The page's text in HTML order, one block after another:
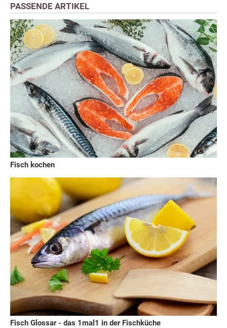
PASSENDE ARTIKEL
Fisch kochen
Fisch Glossar - das 1mal1 in der Fischküche